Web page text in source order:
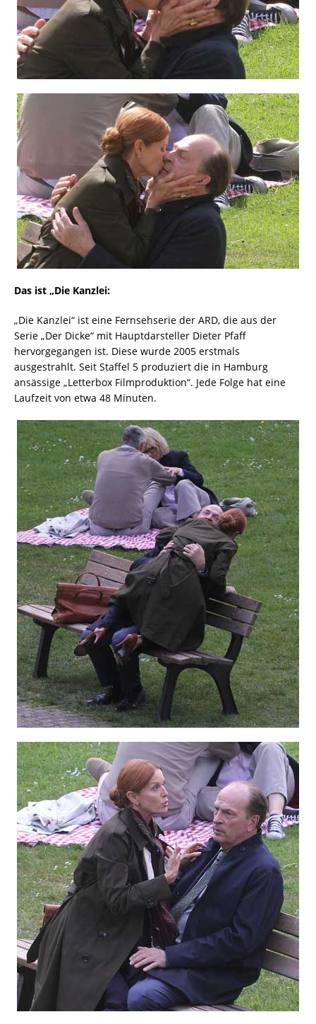
Das ist „Die Kanzlei:
„Die Kanzlei“ ist eine Fernsehserie der ARD, die aus der
Serie „Der Dicke“ mit Hauptdarsteller Dieter Pfaff
hervorgegangen ist. Diese wurde 2005 erstmals
ausgestrahlt. Seit Staffel 5 produziert die in Hamburg
ansässige „Letterbox Filmproduktion“. Jede Folge hat eine
Laufzeit von etwa 48 Minuten.